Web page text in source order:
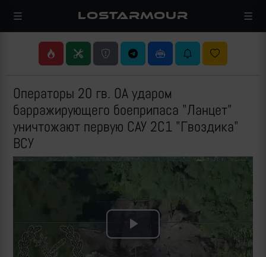
LOSTARMOUR
Операторы 20 гв. ОА ударом
барражирующего боеприпаса "Ланцет"
уничтожают первую САУ 2С1 "Гвоздика"
ВСУ
Play